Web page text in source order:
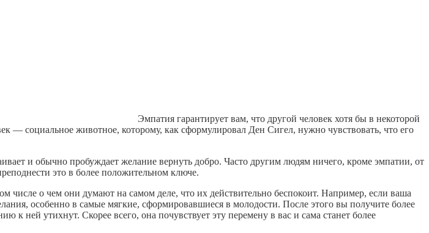
Эмпатия гарантирует вам, что другой человек хотя бы в некоторой
— социальное животное, которому, как сформулировал Ден Сигел, нужно чувствовать, что его
и обычно пробуждает желание вернуть добро. Часто другим людям ничего, кроме эмпатии, от
это в более положительном ключе.
о чем они думают на самом деле, что их действительно беспокоит. Например, если ваша
особенно в самые мягкие, сформировавшиеся в молодости. После этого вы получите более
к ней утихнут. Скорее всего, она почувствует эту перемену в вас и сама станет более